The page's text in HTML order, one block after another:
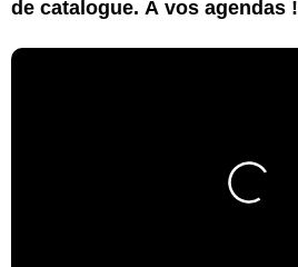
de catalogue. À vos agendas !